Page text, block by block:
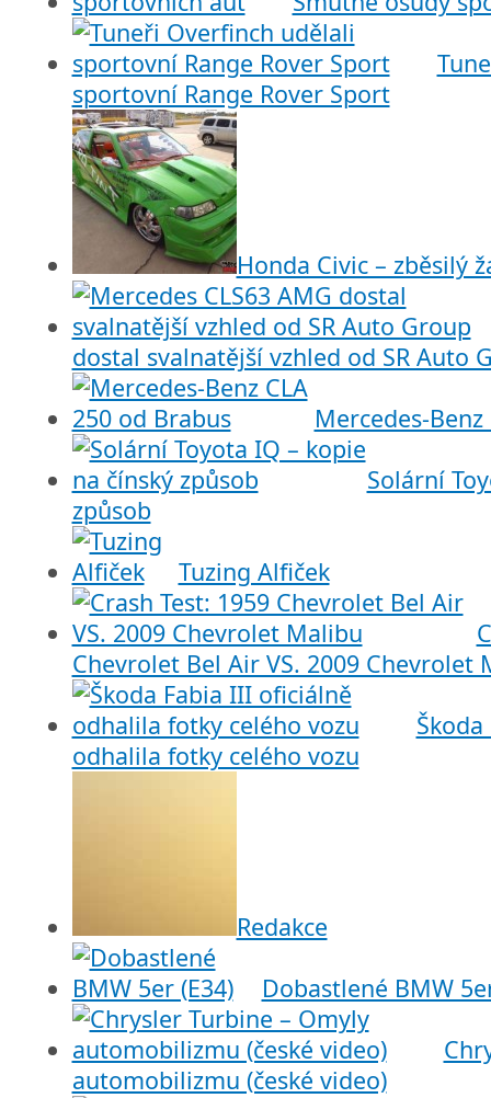
sportovní Range Rover Sport
Honda Civic – zběsilý
dostal svalnatější vzhled od SR Auto
Mercedes-
Solární
způsob
Tuzing Alfiček
Chevrolet Bel Air VS. 2009 Chevrolet
odhalila fotky celého vozu
Redakce
Dobastlené BMW
automobilizmu (české video)